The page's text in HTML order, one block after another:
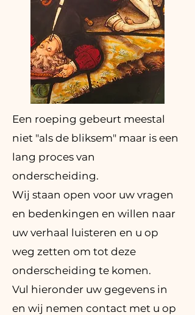
Een roeping gebeurt meestal
niet "als de bliksem" maar is een
lang proces van
onderscheiding.
Wij staan open voor uw vragen
en bedenkingen en willen naar
uw verhaal luisteren en u op
weg zetten om tot deze
onderscheiding te komen.
Vul hieronder uw gegevens in
en wij nemen contact met u op